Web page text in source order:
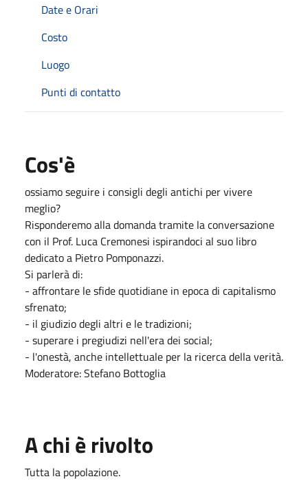
Date e Orari
Costo
Luogo
Punti di contatto
Cos'è
ossiamo seguire i consigli degli antichi per vivere
meglio?
Risponderemo alla domanda tramite la conversazione
con il Prof. Luca Cremonesi ispirandoci al suo libro
dedicato a Pietro Pomponazzi.
Si parlerà di:
- affrontare le sfide quotidiane in epoca di capitalismo
sfrenato;
- il giudizio degli altri e le tradizioni;
- superare i pregiudizi nell'era dei social;
- l'onestà, anche intellettuale per la ricerca della verità.
Moderatore: Stefano Bottoglia
A chi è rivolto
Tutta la popolazione.